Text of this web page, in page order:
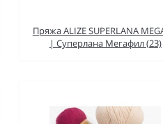
Пряжа ALIZE SUPERLANA
| Суперлана Мегафил (23)